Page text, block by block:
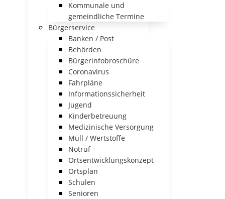
Kommunale und
gemeindliche Termine
Bürgerservice
Banken / Post
Behörden
Bürgerinfobroschüre
Coronavirus
Fahrpläne
Informationssicherheit
Jugend
Kinderbetreuung
Medizinische Versorgung
Müll / Wertstoffe
Notruf
Ortsentwicklungskonzept
Ortsplan
Schulen
Senioren